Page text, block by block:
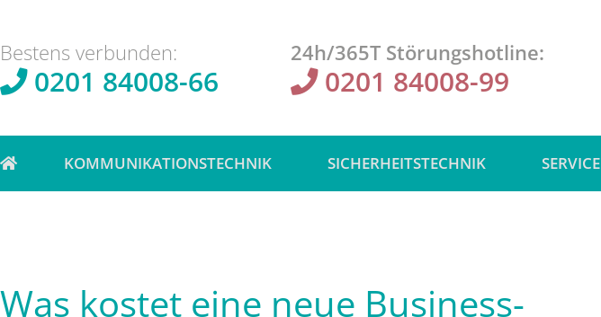
Bestens verbunden:
0201 84008-66
24h/365T Störungshotline:
0201 84008-99
KOMMUNIKATIONSTECHNIK SICHERHEITSTECHNIK SERVICE
Was kostet eine neue Business-